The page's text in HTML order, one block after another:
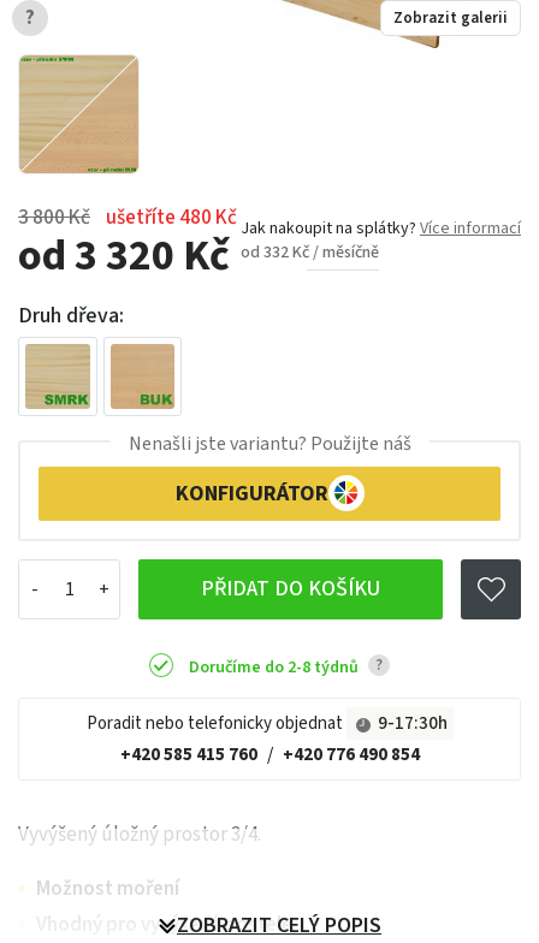
3 800 Kč ušetříte 480 Kč
od 3 320 Kč Jak nakoupit na splátky? Více informací
od 332 Kč / měsíčně
Druh dřeva:
PŘIDAT DO KOŠÍKU
Nenašli jste variantu? Použijte náš
KONFIGURÁTOR
Doručíme do 2-8 týdnů ?
Poradit nebo telefonicky objednat
9-17:30h
+420 585 415 760 / +420 776 490 854
Zobrazit galerii
?
Vyvýšený úložný prostor 3/4.
Možnost moření
Vhodný pro vyvýšené postele
ZOBRAZIT CELÝ POPIS